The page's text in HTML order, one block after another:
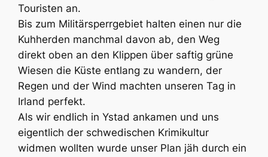
Touristen an.
Bis zum Militärsperrgebiet halten einen nur die
Kuhherden manchmal davon ab, den Weg
direkt oben an den Klippen über saftig grüne
Wiesen die Küste entlang zu wandern, der
Regen und der Wind machten unseren Tag in
Irland perfekt.
Als wir endlich in Ystad ankamen und uns
eigentlich der schwedischen Krimikultur
widmen wollten wurde unser Plan jäh durch ein